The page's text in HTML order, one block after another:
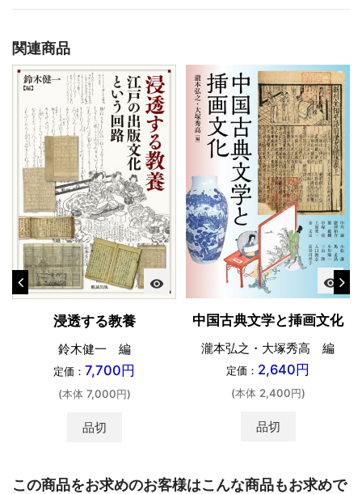
関連商品
visibility
浸透する教養
鈴木健一 編
定価： 7,700円
(本体 7,000円)
品切
visibility
中国古典文学と挿画文化
瀧本弘之・大塚秀高 編
定価： 2,640円
(本体 2,400円)
品切
この商品をお求めのお客様はこんな商品もお求めで